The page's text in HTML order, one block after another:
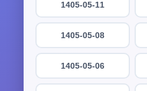
1405-05-11
1405-05-08
1405-05-06